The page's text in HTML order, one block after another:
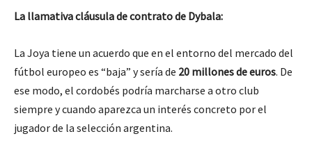
La llamativa cláusula de contrato de Dybala:
La Joya tiene un acuerdo que en el entorno del mercado del
fútbol europeo es “baja” y sería de 20 millones de euros. De
ese modo, el cordobés podría marcharse a otro club
siempre y cuando aparezca un interés concreto por el
jugador de la selección argentina.